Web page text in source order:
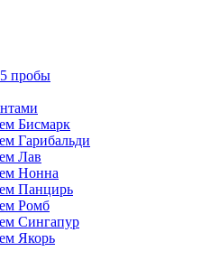
пробы
Бисмарк
Гарибальди
Лав
Нонна
Панцирь
Ромб
Сингапур
Якорь